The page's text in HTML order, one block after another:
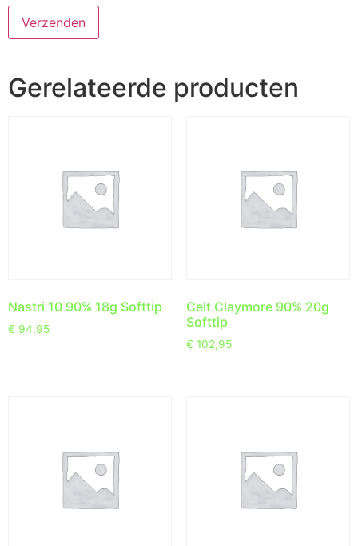
Gerelateerde producten
Nastri 10 90% 18g Softtip
€ 94,95
Celt Claymore 90% 20g
Softtip
€ 102,95